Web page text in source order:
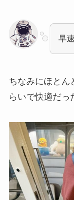
早
ちなみにほとん
らいで快適だっ